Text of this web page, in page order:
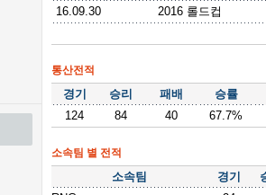
16.09.30
2016 롤드컵
통산전적
경기 승리 패배
승률
124
84 40 67.7%
소속팀 별 전적
소속팀 경기